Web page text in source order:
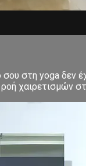
στη yoga δεν
χαιρετισμών